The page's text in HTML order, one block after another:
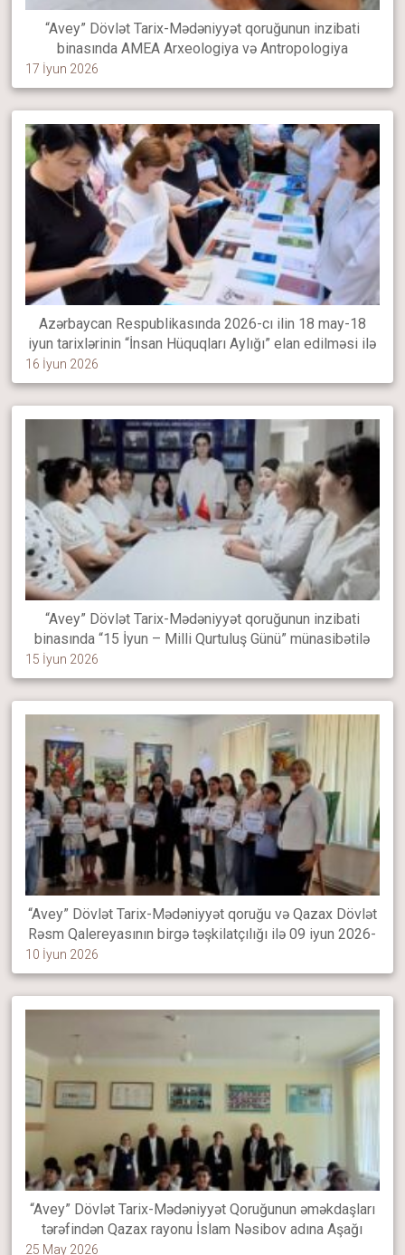
“Avey” Dövlət Tarix-Mədəniyyət qoruğunun inzibati
binasında AMEA Arxeologiya və Antropologiya
İnstitutunun aparıcı elmi işçisi, tarix üzrə fəlsəfə doktoru
Azad Zeynalovun iştirakı ilə elmi seminar keçirilib
17 İyun 2026
Azərbaycan Respublikasında 2026-cı ilin 18 may-18
iyun tarixlərinin “İnsan Hüquqları Aylığı” elan edilməsi ilə
əlaqədar “Avey” Dövlət Tarix-Mədəniyyət qoruğunun
inzibati binasında insan hüquq və azadlıqlarının təbliği
məqsədilə maarifləndirici kitab sərgisi təşkil olunub
16 İyun 2026
“Avey” Dövlət Tarix-Mədəniyyət qoruğunun inzibati
binasında “15 İyun – Milli Qurtuluş Günü” münasibətilə
15 İyun 2026
“Avey” Dövlət Tarix-Mədəniyyət qoruğu və Qazax Dövlət
Rəsm Qalereyasının birgə təşkilatçılığı ilə 09 iyun 2026-
cı il tarixində 2026-cı ilin “Şəhərsalma və Memarlıq İli”
elan olunması ilə əlaqədar “Mənim yaşadığım şəhər”
mövzusunda rəsm müsabiqəsi keçirilib
10 İyun 2026
“Avey” Dövlət Tarix-Mədəniyyət Qoruğunun əməkdaşları
tərəfindən Qazax rayonu İslam Nəsibov adına Aşağı
Əskipara kənd tam orta ümumtəhsil məktəbində
25 May 2026